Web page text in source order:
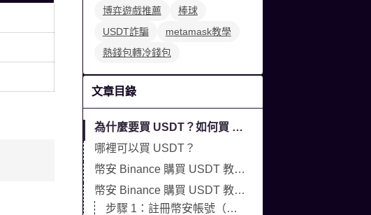
博弈遊戲推薦
棒球
USDT詐騙
metamask教學
熱錢包轉冷錢包
文章目錄
為什麼要買 USDT？如何買 USDT?
哪裡可以買 USDT？
幣安 Binance 購買 USDT 教學影片
幣安 Binance 購買 USDT 教學（完整步驟）
步驟 1：註冊幣安帳號（Binance）